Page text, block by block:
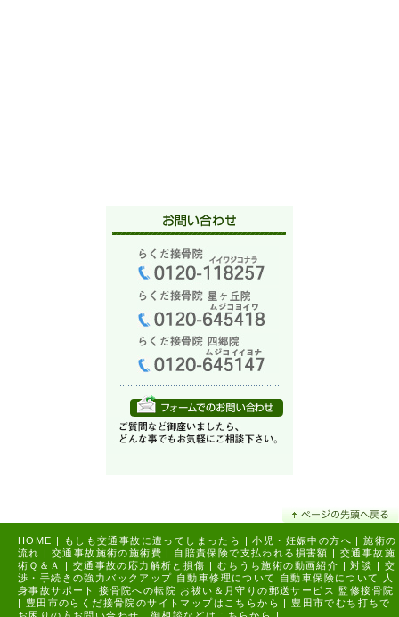
HOME | もしも交通事故に遭ってしまったら | 小児・妊娠中の方へ |
施術の
流れ | 交通事故施術の施術費 | 自賠責保険で支払われる損害額 | 交通事故施
術Ｑ＆Ａ
| 交通事故の応力解析と損傷 | むちうち施術の動画紹介 | 対談 | 交
渉・手続きの強力バックアップ 自動車修理について 自動車保険について
人
身事故サポート
接骨院への転院 お祓い＆月守りの郵送サービス
監修接骨院
|
豊田市のらくだ接骨院のサイトマップはこちらから |
豊田市でむち打ちで
お困りの方お問い合わせ、御相談などはこちらから |